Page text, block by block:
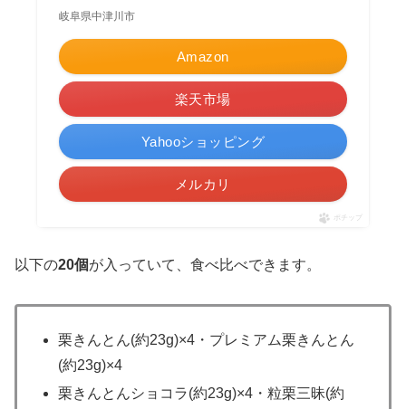
岐阜県中津川市
Amazon
楽天市場
Yahooショッピング
メルカリ
ポチップ
以下の20個が入っていて、食べ比べできます。
栗きんとん(約23g)×4・プレミアム栗きんとん
(約23g)×4
栗きんとんショコラ(約23g)×4・粒栗三昧(約